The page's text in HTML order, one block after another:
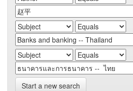
Start a new search